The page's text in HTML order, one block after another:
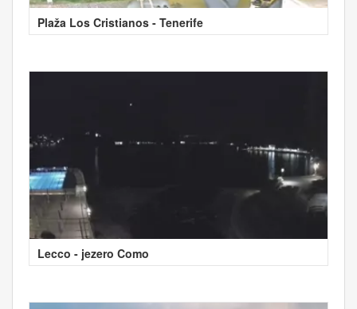
Plaža Los Cristianos - Tenerife
Lecco - jezero Como